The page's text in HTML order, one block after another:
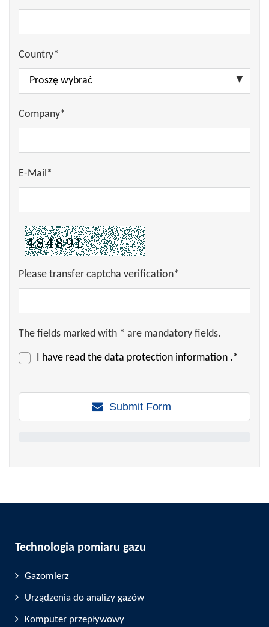
Country*
Company*
E-Mail*
Please transfer captcha verification*
The fields marked with * are mandatory fields.
I have read the data protection information .*
Submit Form
Technologia pomiaru gazu
Gazomierz
Urządzenia do analizy gazów
Komputer przepływowy